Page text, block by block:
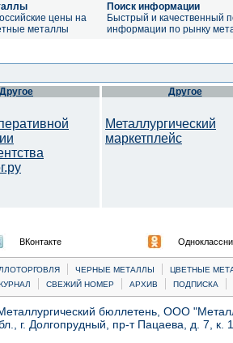
цены на
металлы
Поиск информации
Быстрый и качественный
информации по рынку
Другое Другое
Металлургический
маркетплейс
ВКонтакте
| ЧЕРНЫЕ МЕТАЛЛЫ |
ЦВЕТНЫЕ
| СВЕЖИЙ НОМЕР | АРХИВ | ПОДПИСКА |
бюллетень, ООО
г. Долгопрудный, пр-т Пацаева, д. 7,